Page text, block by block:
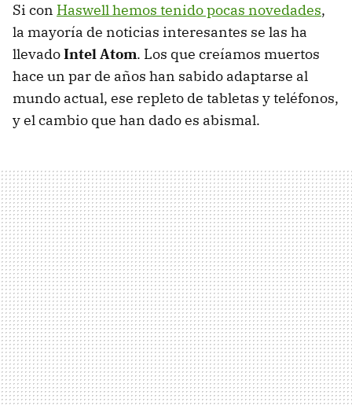
Si con Haswell hemos tenido pocas novedades,
la mayoría de noticias interesantes se las ha
llevadoIntel Atom. Los que creíamos muertos
hace un par de años han sabido adaptarse al
mundo actual, ese repleto de tabletas y teléfonos,
y el cambio que han dado es abismal.